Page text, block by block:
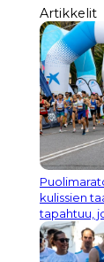
Artikkelit
kulissien
tapahtuu,